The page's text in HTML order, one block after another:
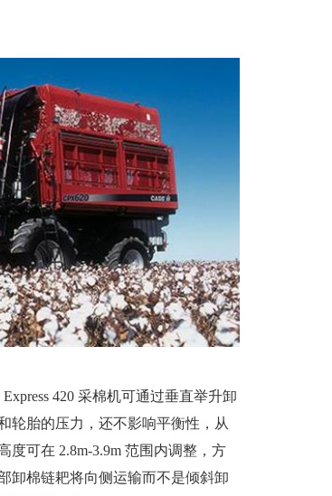
420 采棉机可通过垂直举升卸
轮胎的压力，还不影响平衡性，从
可在 2.8m-3.9m 范围内调整，方
卸棉链耙将向侧运输而不是倾斜卸